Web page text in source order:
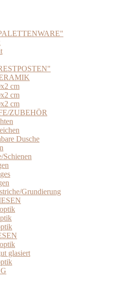
cm
cm
cm
ZUBEHÖR
Dusche
Schienen
Grundierung
glasiert